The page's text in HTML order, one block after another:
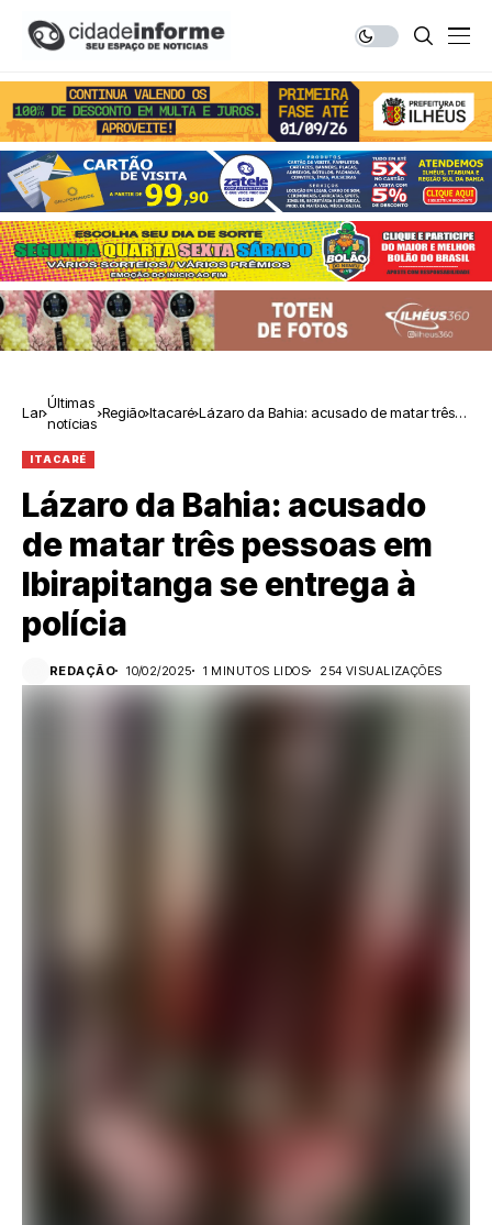
Lar
Últimas
notícias
Região Itacaré Lázaro da Bahia: acusado de matar três
ITACARÉ
Lázaro da Bahia: acusado
de matar três pessoas em
Ibirapitanga se entrega à
polícia
REDAÇÃO 10/02/2025 1 MINUTOS LIDOS 254 VISUALIZAÇÕES